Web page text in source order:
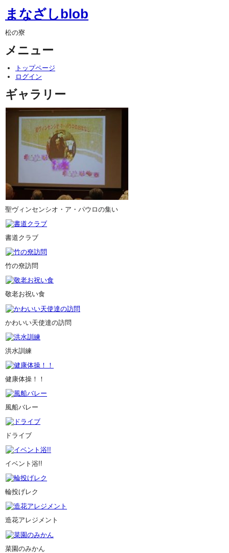
まなざしblob
松の寮
メニュー
トップページ
ログイン
ギャラリー
聖ヴィンセンシオ・ア・パウロの集い
書道クラブ
竹の尞訪問
敬老お祝い食
かわいい天使達の訪問
洪水訓練
健康体操！！
風船バレー
ドライブ
イベント浴!!
輪投げレク
造花アレジメント
菜園のみかん